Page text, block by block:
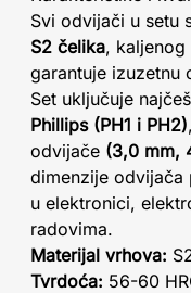
Svi odvijači u setu
S2 čelika,
garantuje izuzetnu
Set uključuje
Phillips (PH1 i PH2),
odvijače (3,0 mm,
dimenzije odvijača
u elektronici,
radovima.
Materijal vrhova:
Tvrdoća: 56-60